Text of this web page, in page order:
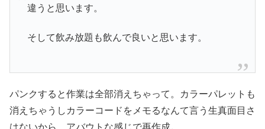
違うと思います。
そして飲み放題も飲んで良いと思います。
パンクすると作業は全部消えちゃって。カラーパレットも
消えちゃうしカラーコードをメモるなんて言う生真面目さ